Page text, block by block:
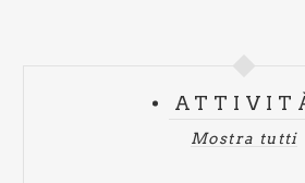
Mostra tutti